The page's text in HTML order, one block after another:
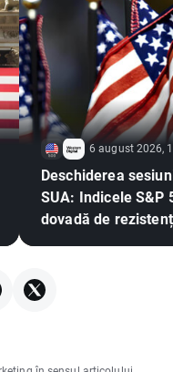
6 august 2026,
Deschiderea
SUA: Indicele S&P
dovadă de
în urmă 🚩